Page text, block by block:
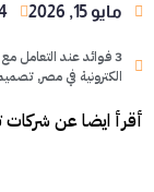
مايو 15, 2026
3 فوائد عند التعامل مع شركة تصميم مواقع الكترونية
الكترونية في مصر, تصميم
أقرأ ايضا عن شركات